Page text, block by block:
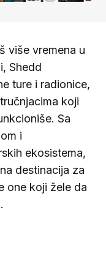
više vremena u
Shedd
ture i radionice,
koji
Sa
i
ekosistema,
destinacija za
one koji žele da